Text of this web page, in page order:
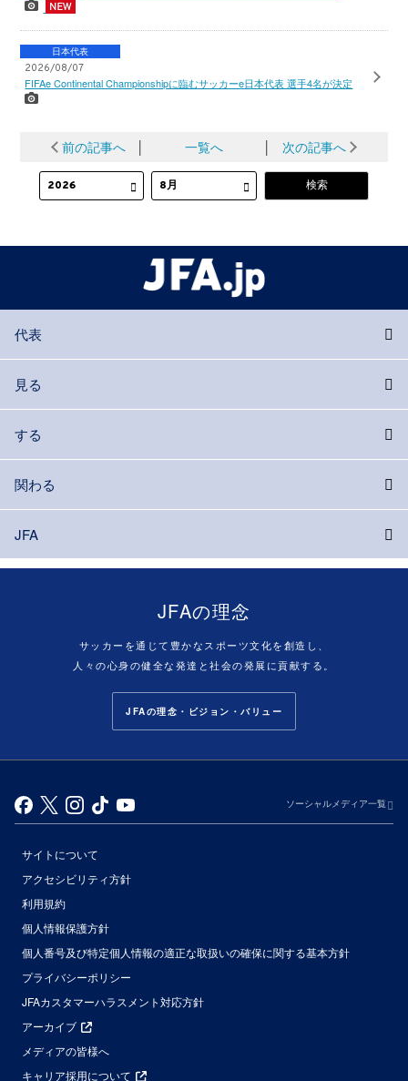
日本代表
2026/08/07
FIFAe Continental Championshipに臨むサッカーe日本代表 選手4名が決定
前の記事へ │ 一覧へ │ 次の記事へ
代表
見る
する
関わる
JFA
JFAの理念
サッカーを通じて豊かなスポーツ文化を創造し、
人々の心身の健全な発達と社会の発展に貢献する。
JFAの理念・ビジョン・バリュー
ソーシャルメディア一覧
サイトについて
アクセシビリティ方針
利用規約
個人情報保護方針
個人番号及び特定個人情報の適正な取扱いの確保に関する基本方針
プライバシーポリシー
JFAカスタマーハラスメント対応方針
アーカイブ
メディアの皆様へ
キャリア採用について